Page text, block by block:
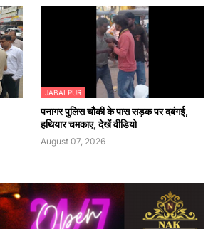
JABALPUR
पनागर पुलिस चौकी के पास सड़क पर दबंगई,
हथियार चमकाए, देखें वीडियो
August 07, 2026